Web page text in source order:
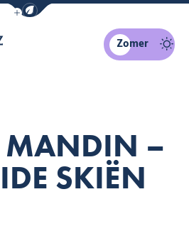
Navigatiebalk eco-modus
Zomer
MANDIN –
SKIËN